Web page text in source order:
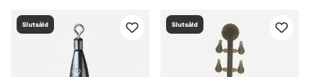
Slutsåld Slutsåld